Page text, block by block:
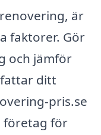
är
faktorer. Gör
och jämför
ditt
pris.se
företag för